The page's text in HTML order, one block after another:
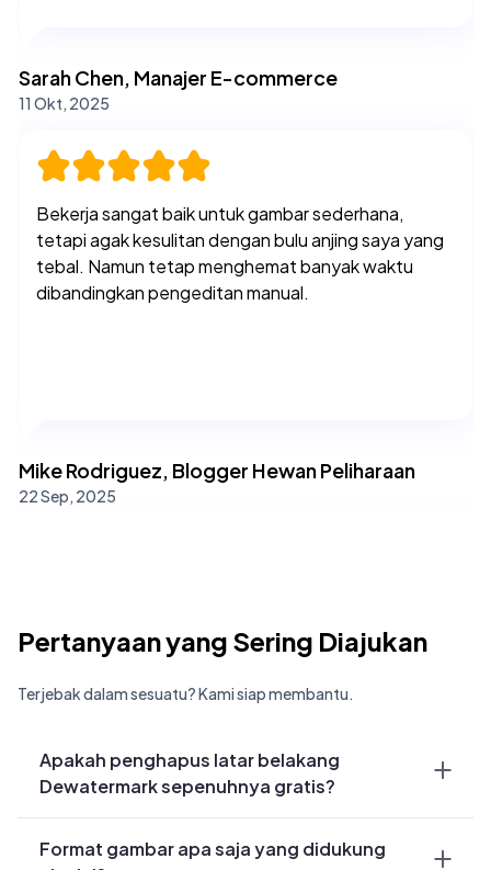
Sarah Chen, Manajer E-commerce
11 Okt, 2025
Bekerja sangat baik untuk gambar sederhana,
tetapi agak kesulitan dengan bulu anjing saya yang
tebal. Namun tetap menghemat banyak waktu
dibandingkan pengeditan manual.
Mike Rodriguez, Blogger Hewan Peliharaan
22 Sep, 2025
belakang yang benar-benar bekerja di ponsel!
Sempurna untuk editing cepat saat saya jauh dari
meja kerja.
Priya Sharma, Kreator Konten Sosial Media
Pertanyaan yang Sering Diajukan
Terjebak dalam sesuatu? Kami siap membantu.
Apakah penghapus latar belakang
Dewatermark sepenuhnya gratis?
gratis dan tanpa watermark. Pengguna Pro
Format gambar apa saja yang didukung